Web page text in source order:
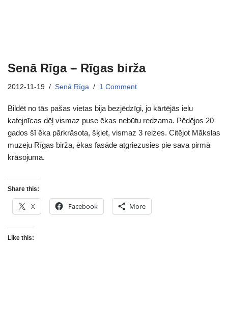
Senā Rīga – Rīgas birža
2012-11-19 Senā Rīga 1 Comment
Bildēt no tās pašas vietas bija bezjēdzīgi, jo kārtējās ielu
kafejnīcas dēļ vismaz puse ēkas nebūtu redzama. Pēdējos 20
gados šī ēka pārkrāsota, šķiet, vismaz 3 reizes. Citējot Mākslas
muzeju Rīgas birža, ēkas fasāde atgriezusies pie sava pirmā
krāsojuma.
Share this:
X Facebook More
Like this: